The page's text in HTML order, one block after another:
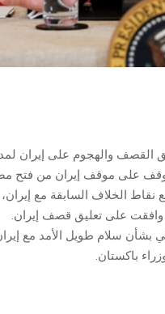
القصف والهجوم على إيران
على موقف إيران من فتح
الخلاف السابقة مع
وافقت على تعليق قصف إيران.
بشأن سلام طويل الأمد مع
باكستان.